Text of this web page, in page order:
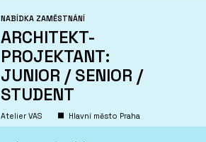
NABÍDKA ZAMĚSTNÁNÍ
ARCHITEKT-
PROJEKTANT:
JUNIOR / SENIOR /
STUDENT
Atelier VAS Hlavní město Praha